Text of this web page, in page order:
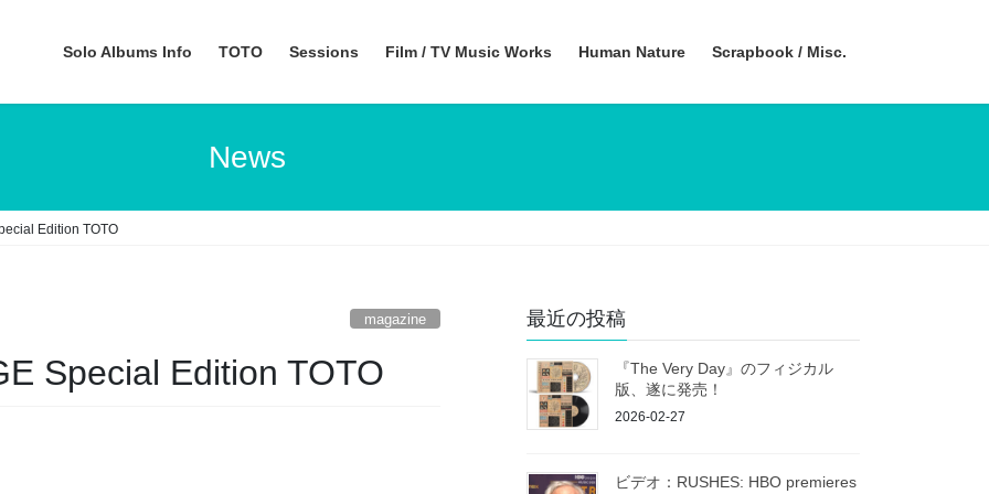
Solo Albums Info TOTO Sessions Film / TV Music Works Human Nature Scrapbook / Misc.
News
Edition TOTO
magazine
Special Edition TOTO
最近の投稿
『The Very Day』のフィジカル
版、遂に発売！
2026-02-27
ビデオ：RUSHES: HBO premieres